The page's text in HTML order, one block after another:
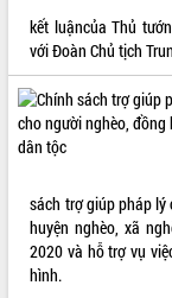
kết luậncủa Thủ
với Đoàn Chủ tịch
sách trợ giúp pháp
huyện nghèo, xã
2020 và hỗ trợ vụ
hình.